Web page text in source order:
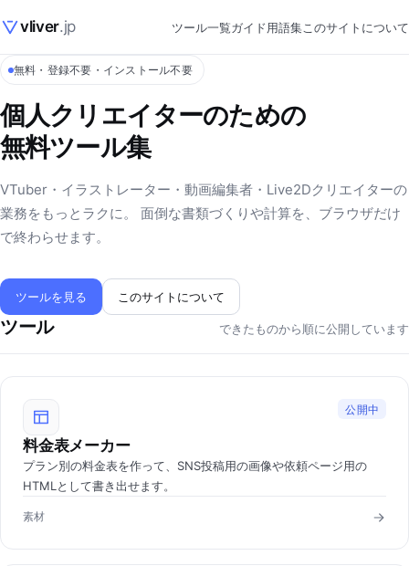
vliver.jp ツール一覧ガイド用語集このサイトについて
無料・登録不要・インストール不要
個人クリエイターのための
無料ツール集
VTuber・イラストレーター・動画編集者・Live2Dクリエイターの
業務をもっとラクに。 面倒な書類づくりや計算を、ブラウザだけ
で終わらせます。
ツールを見る このサイトについて
ツール できたものから順に公開しています
公開中
料金表メーカー
プラン別の料金表を作って、SNS投稿用の画像や依頼ページ用の
HTMLとして書き出せます。
素材